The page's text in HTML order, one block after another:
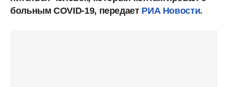
больным COVID-19, передает РИА Новости.